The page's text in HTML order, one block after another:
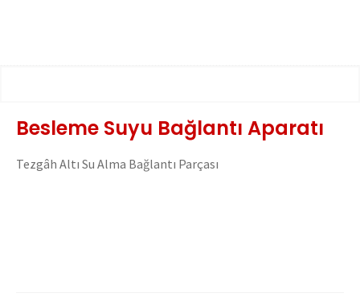
Besleme Suyu Bağlantı Aparatı
Tezgâh Altı Su Alma Bağlantı Parçası